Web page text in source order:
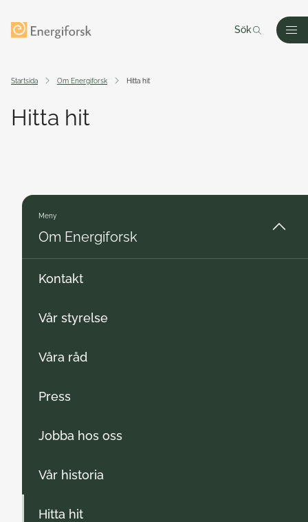
Sök
Startsida Om Energiforsk Hitta hit
Hitta hit
Meny
Om Energiforsk
Kontakt
Vår styrelse
Våra råd
Press
Jobba hos oss
Vår historia
Hitta hit